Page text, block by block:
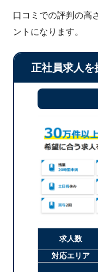
口コミでの評判の高
ントになります。
正社員求人を
求人数
対応エリア